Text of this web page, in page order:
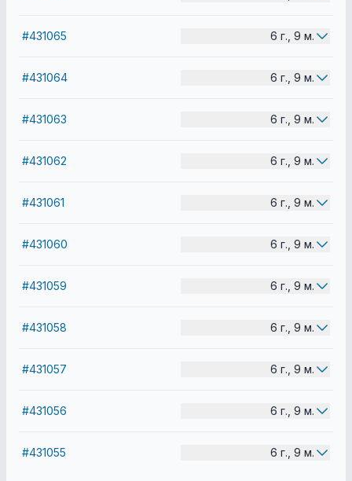
#431065 6 г., 9 м.
#431064 6 г., 9 м.
#431063 6 г., 9 м.
#431062 6 г., 9 м.
#431061 6 г., 9 м.
#431060 6 г., 9 м.
#431059 6 г., 9 м.
#431058 6 г., 9 м.
#431057 6 г., 9 м.
#431056 6 г., 9 м.
#431055 6 г., 9 м.